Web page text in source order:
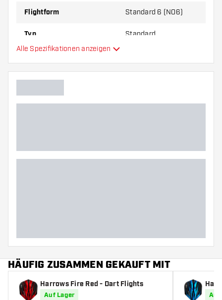
Flightform Standard 6 (NO6)
Typ Standard
Zusätzliche Farben
Alle Spezifikationen anzeigen
HÄUFIG ZUSAMMEN GEKAUFT MIT
Harrows Fire Red - Dart Flights
Auf Lager Auf